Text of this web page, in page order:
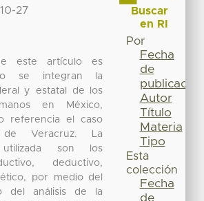
27
este artículo es
se integran la
y estatal de los
en México,
referencia el caso
Veracruz. La
utilizada son los
deductivo,
por medio del
del análisis de la
Buscar
en RI
Por
Fecha
de
publicación
Autor
Título
Materia
Tipo
Esta
colección
Fecha
de